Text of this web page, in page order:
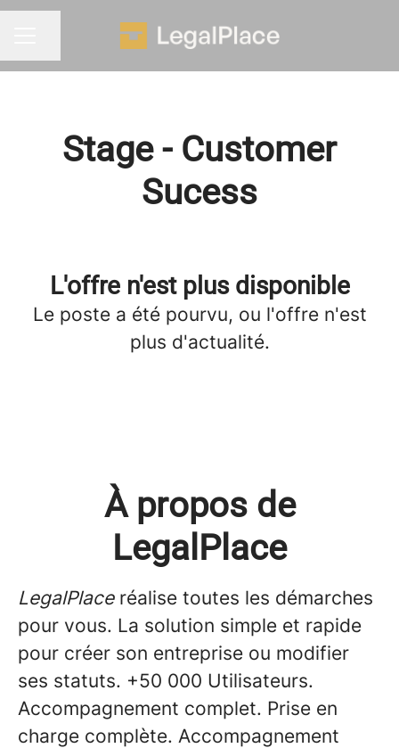
Partager la page
Stage - Customer
Sucess
L'offre n'est plus disponible
Le poste a été pourvu, ou l'offre n'est
plus d'actualité.
À propos de
LegalPlace
LegalPlaceréalise toutes les démarches
pour vous. La solution simple et rapide
pour créer son entreprise ou modifier
ses statuts. +50 000 Utilisateurs.
Accompagnement complet. Prise en
charge complète. Accompagnement